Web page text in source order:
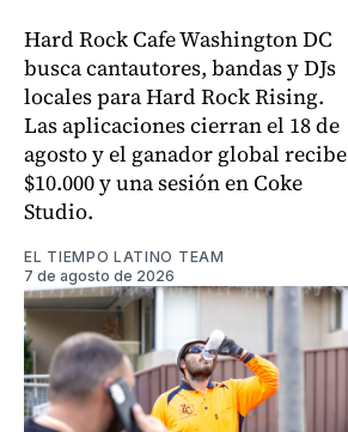
Hard Rock Cafe Washington DC
busca cantautores, bandas y DJs
locales para Hard Rock Rising.
Las aplicaciones cierran el 18 de
agosto y el ganador global recibe
$10.000 y una sesión en Coke
Studio.
EL TIEMPO LATINO TEAM
7 de agosto de 2026